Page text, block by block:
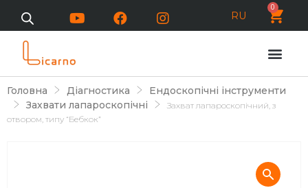
RU
0
Головна Діагностика
Ендоскопічні інструменти
Захвати лапароскопічні
Захват лапароскопічний, з
отвором, типу “Бебкок”